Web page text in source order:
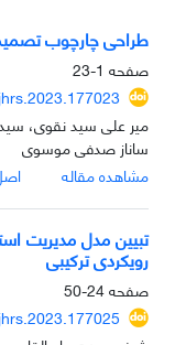
طراحی چارچوب
صفحه 1-23
میر علی سید نقوی،
ساناز صدفی موسوی
مشاهده مقاله
تبیین مدل مدیریت
رویکردی ترکیبی
صفحه24-50